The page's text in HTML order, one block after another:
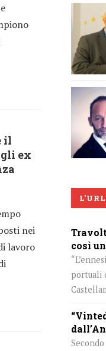
il
ex
nei
lavoro
così
portuali